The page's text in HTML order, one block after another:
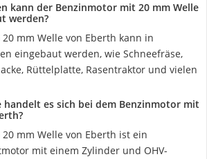
kann der Benzinmotor mit 20 mm Welle
werden?
mm Welle von Eberth kann in
eingebaut werden, wie Schneefräse,
Rüttelplatte, Rasentraktor und vielen
handelt es sich bei dem Benzinmotor mit
mm Welle von Eberth ist ein
mit einem Zylinder und OHV-